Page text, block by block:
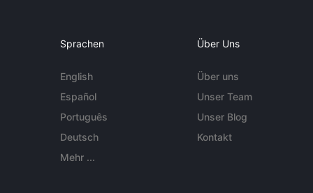
Sprachen
English
Español
Português
Deutsch
Mehr ...
Über Uns
Über uns
Unser Team
Unser Blog
Kontakt